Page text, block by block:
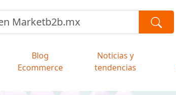
Blog
Ecommerce
Noticias y
tendencias